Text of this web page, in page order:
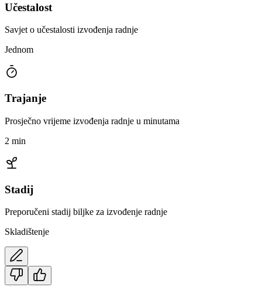
Učestalost
Savjet o učestalosti izvođenja radnje
Jednom
Trajanje
Prosječno vrijeme izvođenja radnje u minutama
2 min
Stadij
Preporučeni stadij biljke za izvođenje radnje
Skladištenje